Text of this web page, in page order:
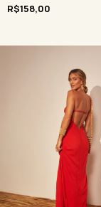
R$158,00